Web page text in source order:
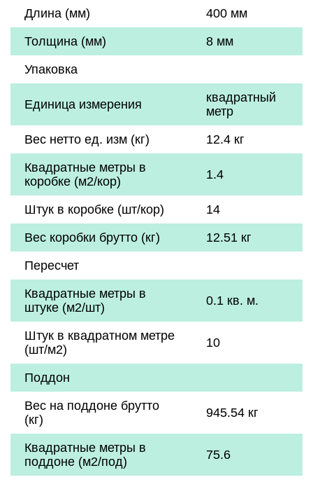
Длина (мм)
400 мм
Толщина (мм)
8 мм
Упаковка
Единица измерения
квадратный
метр
Вес нетто ед. изм (кг)
12.4 кг
Квадратные метры в
коробке (м2/кор)
1.4
Штук в коробке (шт/кор)
14
Вес коробки брутто (кг)
12.51 кг
Пересчет
Квадратные метры в
штуке (м2/шт)
0.1 кв. м.
Штук в квадратном метре
(шт/м2)
10
Поддон
Вес на поддоне брутто
(кг)
945.54 кг
Квадратные метры в
поддоне (м2/под)
75.6